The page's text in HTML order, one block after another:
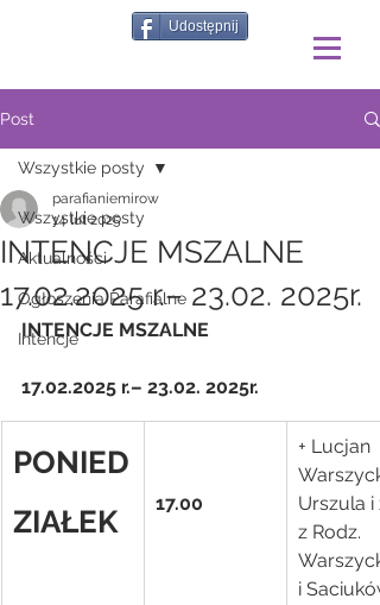
Udostępnij
Post
Wszystkie posty
Aktualności
Ogłoszenia Parafialne
Intencje
Wszystkie posty
INTENCJE MSZALNE
17.02.2025 r.– 23.02. 2025r.
parafianiemirow
14 lut 2025
INTENCJE MSZALNE
17.02.2025 r.– 23.02. 2025r.
PONIED
ZIAŁEK
17.00
+ Lucjan
Urszula i
z Rodz.
i